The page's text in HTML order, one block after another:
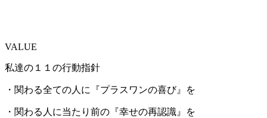
VALUE
私達の１１の行動指針
・関わる全ての人に『プラスワンの喜び』を
・関わる人に当たり前の『幸せの再認識』を